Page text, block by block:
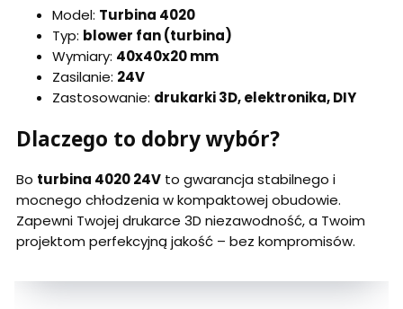
Model: Turbina 4020
Typ: blower fan (turbina)
Wymiary: 40x40x20 mm
Zasilanie: 24V
Zastosowanie: drukarki 3D, elektronika, DIY
Dlaczego to dobry wybór?
Bo turbina 4020 24V to gwarancja stabilnego i
mocnego chłodzenia w kompaktowej obudowie.
Zapewni Twojej drukarce 3D niezawodność, a Twoim
projektom perfekcyjną jakość – bez kompromisów.